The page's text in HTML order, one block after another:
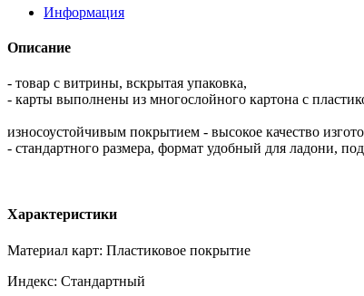
Информация
Описание
- товар с витрины, вскрытая упаковка,
- карты выполнены из многослойного картона с
износоустойчивым покрытием - высокое качество
- стандартного размера, формат удобный для ладони,
Характеристики
Материал карт: Пластиковое покрытие
Индекс: Стандартный